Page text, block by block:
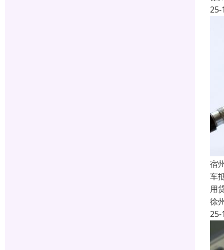
25-
宿
车
用
徐
25-